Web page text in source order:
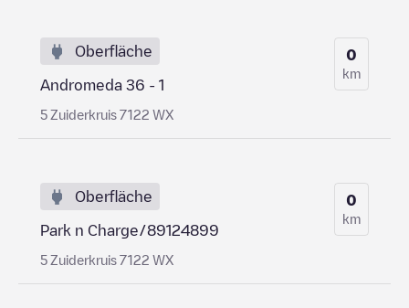
Oberfläche
Andromeda 36 - 1
5 Zuiderkruis 7122 WX
0
km
Oberfläche
Park n Charge/89124899
5 Zuiderkruis 7122 WX
0
km